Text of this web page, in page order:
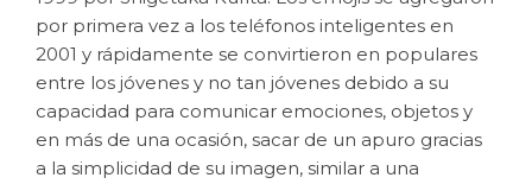
por primera vez a los teléfonos inteligentes en
2001 y rápidamente se convirtieron en populares
entre los jóvenes y no tan jóvenes debido a su
capacidad para comunicar emociones, objetos y
en más de una ocasión, sacar de un apuro gracias
a la simplicidad de su imagen, similar a una